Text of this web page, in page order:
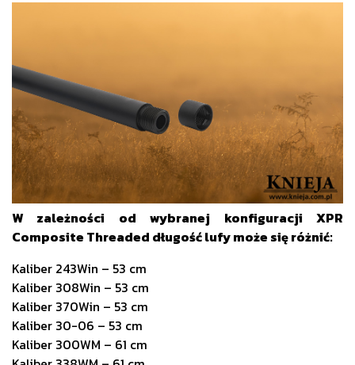
W zależności od wybranej konfiguracji XPR
Composite Threaded długość lufy może się różnić:
Kaliber 243Win – 53 cm
Kaliber 308Win – 53 cm
Kaliber 370Win – 53 cm
Kaliber 30-06 – 53 cm
Kaliber 300WM – 61 cm